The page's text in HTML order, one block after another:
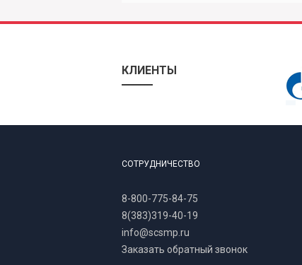
КЛИЕНТЫ
СОТРУДНИЧЕСТВО
8-800-775-84-75
8(383)319-40-19
info@scsmp.ru
Заказать обратный звонок